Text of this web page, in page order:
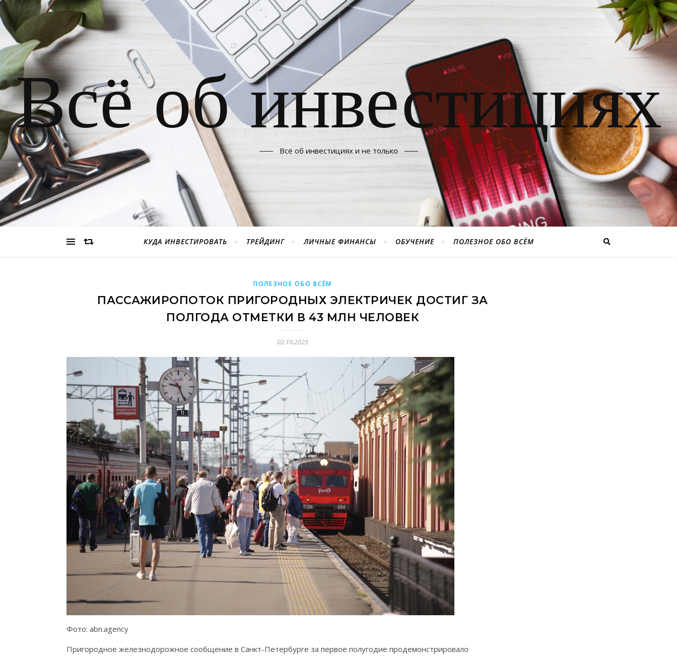
Всё об инвестициях
Всё об инвестициях и не только
КУДА ИНВЕСТИРОВАТЬ ТРЕЙДИНГ ЛИЧНЫЕ ФИНАНСЫ ОБУЧЕНИЕ ПОЛЕЗНОЕ ОБО ВСЁМ
ПОЛЕЗНОЕ ОБО ВСЁМ
ПАССАЖИРОПОТОК ПРИГОРОДНЫХ ЭЛЕКТРИЧЕК ДОСТИГ ЗА
ПОЛГОДА ОТМЕТКИ В 43 МЛН ЧЕЛОВЕК
02.10.2025
Фото: abn.agency
Пригородное железнодорожное сообщение в Санкт-Петербурге за первое полугодие продемонстрировало